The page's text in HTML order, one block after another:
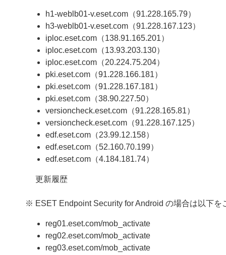
h1-weblb01-v.eset.com（91.228.165.79）
h3-weblb01-v.eset.com（91.228.167.123）
iploc.eset.com（138.91.165.201）
iploc.eset.com（13.93.203.130）
iploc.eset.com（20.224.75.204）
pki.eset.com（91.228.166.181）
pki.eset.com（91.228.167.181）
pki.eset.com（38.90.227.50）
versioncheck.eset.com（91.228.165.81）
versioncheck.eset.com（91.228.167.125）
edf.eset.com（23.99.12.158）
edf.eset.com（52.160.70.199）
edf.eset.com（4.184.181.74）
更新履歴
※ ESET Endpoint Security for Android の場合は以下を
reg01.eset.com/mob_activate
reg02.eset.com/mob_activate
reg03.eset.com/mob_activate